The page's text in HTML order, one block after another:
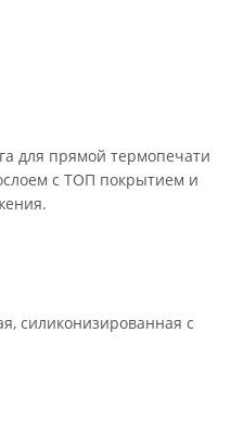
для прямой термопечати
c ТОП покрытием и
силиконизированная с